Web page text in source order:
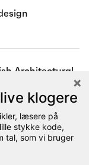
Architectural
klogere
læsere på
stykke kode,
tal, som vi bruger